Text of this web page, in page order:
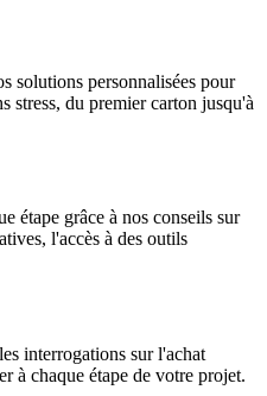
solutions personnalisées pour
stress, du premier carton jusqu'à
étape grâce à nos conseils sur
l'accès à des outils
interrogations sur l'achat
à chaque étape de votre projet.